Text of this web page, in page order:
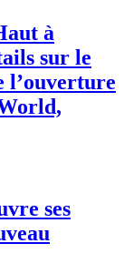
à
sur le
l’ouverture
ses